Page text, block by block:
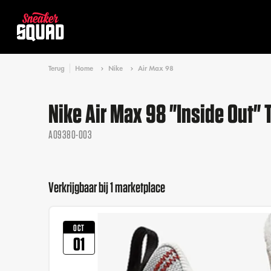
Terug Home Nike Air Max 98
Nike Air Max 98 "Inside Out"
AO9380-003
Verkrijgbaar bij 1 marketplace
OCT
01